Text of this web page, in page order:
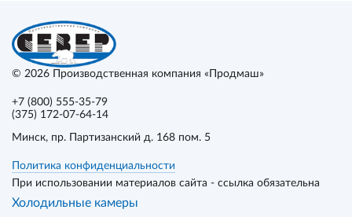
© 2026 Производственная компания «Продмаш»
+7 (800) 555-35-79
(375) 172-07-64-14
Минск, пр. Партизанский д. 168 пом. 5
Политика конфиденциальности
При использовании материалов сайта - ссылка обязательна
Холодильные камеры